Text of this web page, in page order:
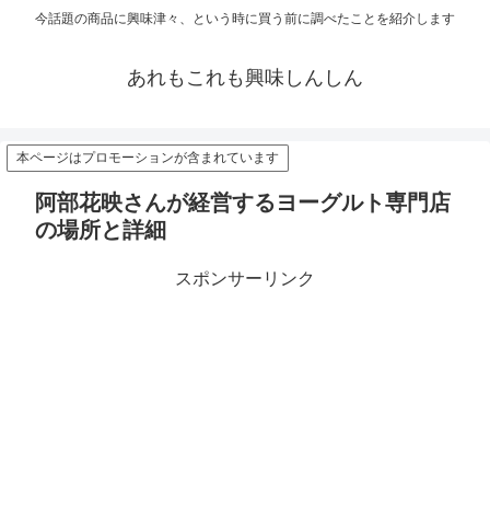
今話題の商品に興味津々、という時に買う前に調べたことを紹介します
あれもこれも興味しんしん
本ページはプロモーションが含まれています
阿部花映さんが経営するヨーグルト専門店
の場所と詳細
スポンサーリンク